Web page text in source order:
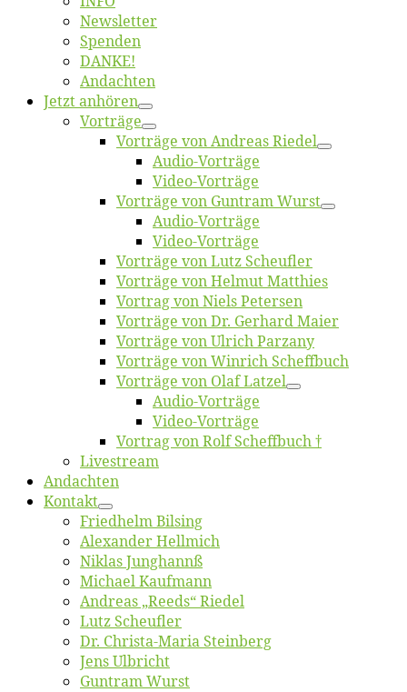
News­let­ter
Spen­den
DANKE!
An­dach­ten
Jetzt an­hö­ren
Vor­trä­ge
Vor­trä­ge von An­dre­as Riedel
Au­dio-Vor­trä­ge
Vi­deo-Vor­trä­ge
Vor­trä­ge von Gun­tram Wurst
Au­dio-Vor­trä­ge
Vi­deo-Vor­trä­ge
Vor­trä­ge von Lutz Scheufler
Vor­trä­ge von Hel­mut Matthies
Vor­trag von Niels Petersen
Vor­trä­ge von Dr. Ger­hard Maier
Vor­trä­ge von Ul­rich Parzany
Vor­trä­ge von Win­rich Scheffbuch
Vor­trä­ge von Olaf Latzel
Au­dio-Vor­trä­ge
Vi­deo-Vor­trä­ge
Vor­trag von Rolf Scheffbuch †
Live­stream
An­dach­ten
Kon­takt
Fried­helm Bilsing
Alex­an­der Hellmich
Ni­klas Junghannß
Mi­cha­el Kaufmann
An­dre­as „Reeds“ Riedel
Lutz Scheuf­ler
Dr. Chris­­ta-Ma­ria Steinberg
Jens Ulb­richt
Gun­tram Wurst